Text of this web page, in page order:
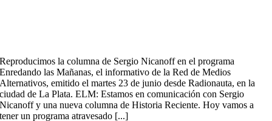
Reproducimos la columna de Sergio Nicanoff en el programa
Enredando las Mañanas, el informativo de la Red de Medios
Alternativos, emitido el martes 23 de junio desde Radionauta, en la
ciudad de La Plata. ELM: Estamos en comunicación con Sergio
Nicanoff y una nueva columna de Historia Reciente. Hoy vamos a
tener un programa atravesado [...]